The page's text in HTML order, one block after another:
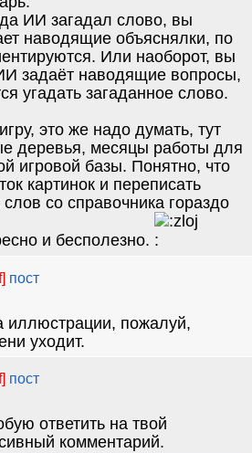
ИИ загадал слово, вы
наводящие объяснялки, по
Или наоборот, вы
задаёт наводящие вопросы,
угадать загаданное слово.
это же надо думать, тут
деревья, месяцы работы для
игровой базы. Понятно, что
картинок и переписать
со справочника гораздо
и бесполезно.
пост
иллюстрации, пожалуй,
уходит.
пост
ответить на твой
комментарий.